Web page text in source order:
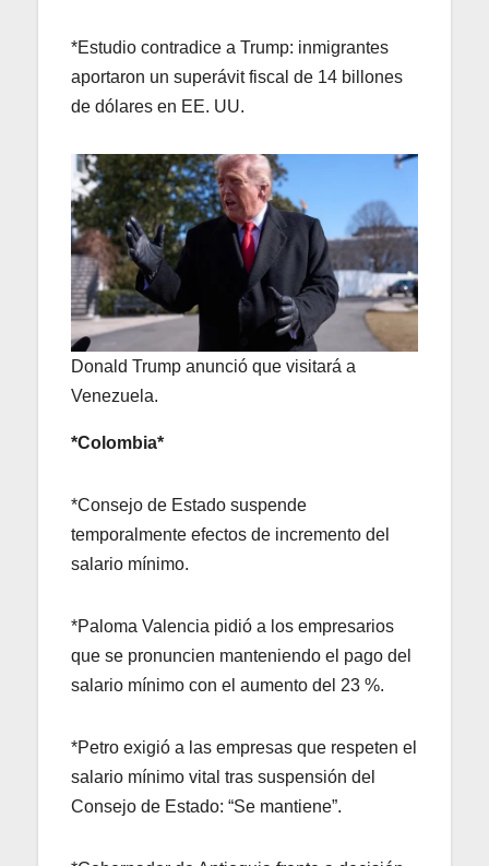
*Estudio contradice a Trump: inmigrantes
aportaron un superávit fiscal de 14 billones
de dólares en EE. UU.
Donald Trump anunció que visitará a
Venezuela.
*Colombia*
*Consejo de Estado suspende
temporalmente efectos de incremento del
salario mínimo.
*Paloma Valencia pidió a los empresarios
que se pronuncien manteniendo el pago del
salario mínimo con el aumento del 23 %.
*Petro exigió a las empresas que respeten el
salario mínimo vital tras suspensión del
Consejo de Estado: “Se mantiene”.